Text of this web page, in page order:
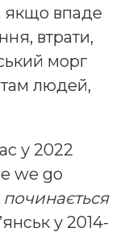
якщо впаде
втрати,
морг
людей,
у 2022
we go
починається
у 2014-